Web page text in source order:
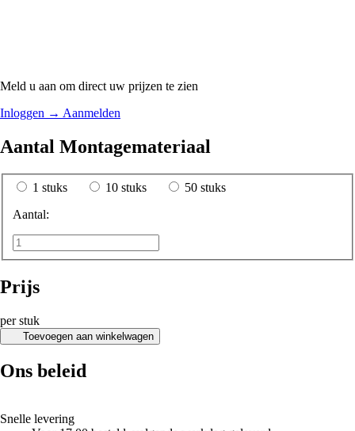
Meld u aan om direct uw prijzen te zien
Inloggen → Aanmelden
Aantal Montagemateriaal
1 stuks 10 stuks
50 stuks
Aantal:
Prijs
per stuk
Toevoegen aan winkelwagen
Ons beleid
Snelle levering